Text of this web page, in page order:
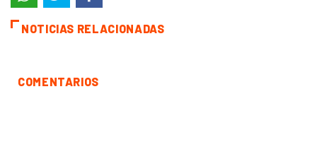
NOTICIAS RELACIONADAS
COMENTARIOS